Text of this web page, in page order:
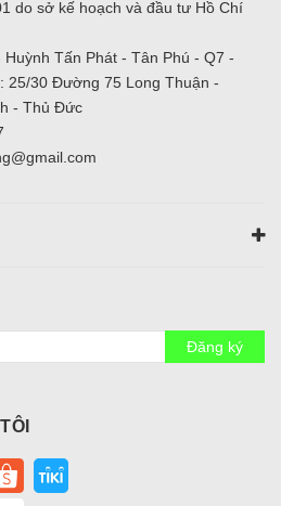
do sở kế hoạch và đầu tư Hồ Chí
Huỳnh Tấn Phát - Tân Phú - Q7 -
25/30 Đường 75 Long Thuận -
- Thủ Đức
Đăng ký